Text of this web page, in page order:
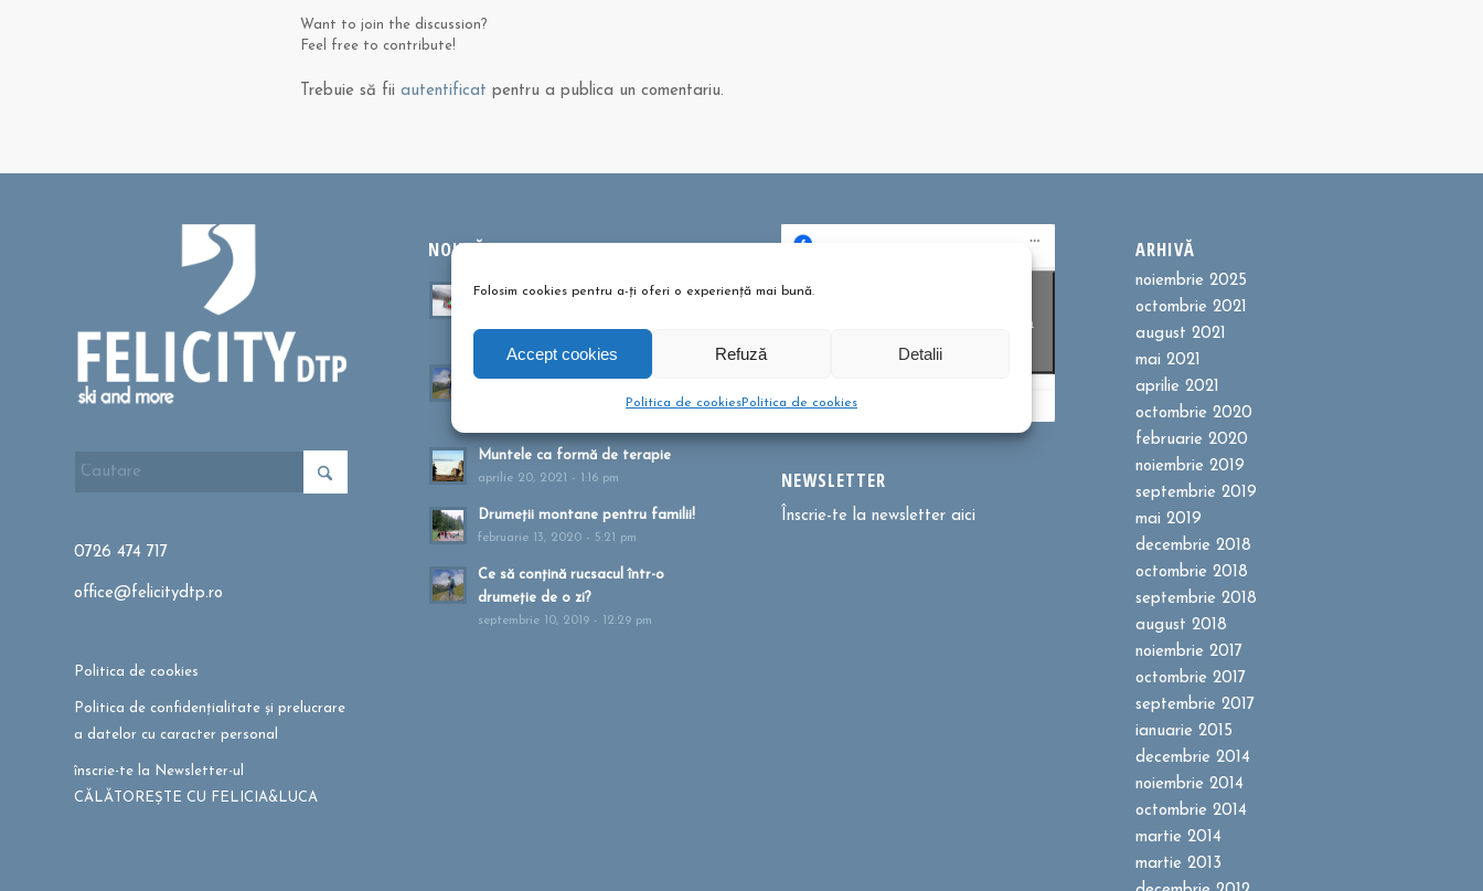
Folosim cookies pentru a-ți oferi o experiență mai bună.
Accept cookies Refuză Detalii
Politica de cookiesPolitica de cookies
Want to join the discussion?
Feel free to contribute!
Trebuie să fii autentificat pentru a publica un comentariu.
0726 474 717
office@felicitydtp.ro
Politica de cookies
Politica de confidențialitate și prelucrare
a datelor cu caracter personal
înscrie-te la Newsletter-ul
CĂLĂTOREȘTE CU FELICIA&LUCA
NOUTĂȚI ȘI ARTICOLE
Tabere pentru copii? Sunt bune
Muntele ca formă de terapie
aprilie 20, 2021 - 1:16 pm
Drumeții montane pentru familii!
februarie 13, 2020 - 5:21 pm
Ce să conțină rucsacul într-o
drumeție de o zi?
septembrie 10, 2019 - 12:29 pm
Dă clic pentru a accepta cookie-
urile pentru marketing și pentru a
activa acest conținut
NEWSLETTER
Înscrie-te la newsletter aici
ARHIVĂ
noiembrie 2025
octombrie 2021
august 2021
mai 2021
aprilie 2021
octombrie 2020
februarie 2020
noiembrie 2019
septembrie 2019
mai 2019
decembrie 2018
octombrie 2018
septembrie 2018
august 2018
noiembrie 2017
octombrie 2017
septembrie 2017
ianuarie 2015
decembrie 2014
noiembrie 2014
octombrie 2014
martie 2014
martie 2013